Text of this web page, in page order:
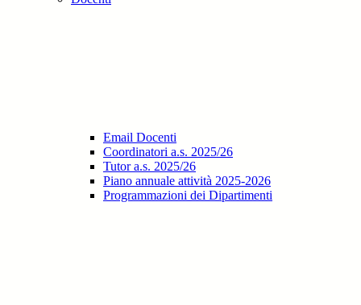
Email Docenti
Coordinatori a.s. 2025/26
Tutor a.s. 2025/26
Piano annuale attività 2025-2026
Programmazioni dei Dipartimenti